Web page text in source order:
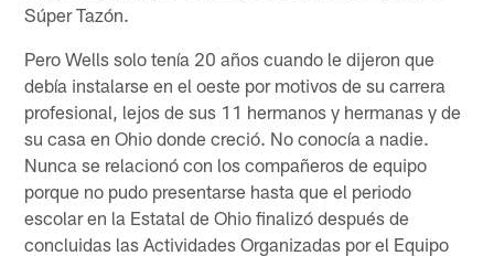
Súper Tazón.
Pero Wells solo tenía 20 años cuando le dijeron que
debía instalarse en el oeste por motivos de su carrera
profesional, lejos de sus 11 hermanos y hermanas y de
su casa en Ohio donde creció. No conocía a nadie.
Nunca se relacionó con los compañeros de equipo
porque no pudo presentarse hasta que el periodo
escolar en la Estatal de Ohio finalizó después de
concluidas las Actividades Organizadas por el Equipo